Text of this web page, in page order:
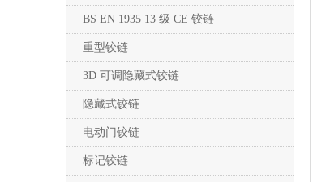
BS EN 1935 13 级 CE 铰链
重型铰链
3D 可调隐藏式铰链
隐藏式铰链
电动门铰链
标记铰链